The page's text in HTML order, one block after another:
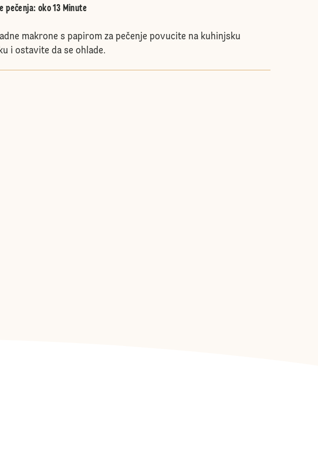
pečenja: oko 13 Minute
makrone s papirom za pečenje povucite na kuhinjsku
i ostavite da se ohlade.